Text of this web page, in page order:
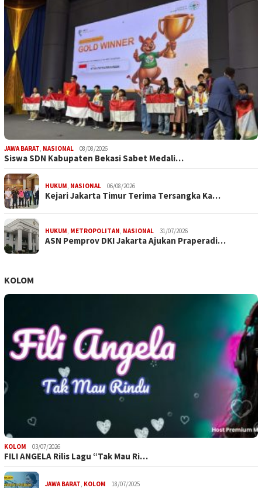
JAWA BARAT NASIONAL 08/08/2026
Siswa SDN Kabupaten Bekasi Sabet Medali…
HUKUM NASIONAL 06/08/2026
Kejari Jakarta Timur Terima Tersangka Ka…
HUKUM METROPOLITAN NASIONAL 31/07/2026
ASN Pemprov DKI Jakarta Ajukan Praperadi…
KOLOM
KOLOM 03/07/2026
FILI ANGELA Rilis Lagu “Tak Mau Ri…
JAWA BARAT KOLOM 18/07/2025